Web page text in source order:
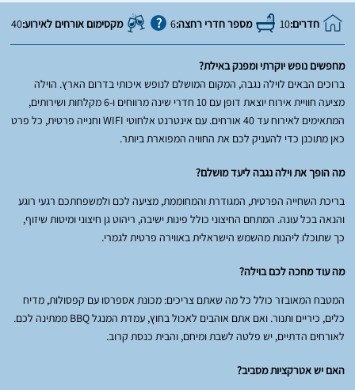
חדרים:10 מספר חדרי רחצה:6 מקסימום אורחים לאירוע:40
מחפשים נופש יוקרתי ומפנק באילת?
ברוכים הבאים לוילה נגבה, המקום המושלם לנופש איכותי בדרום הארץ. הוילה
מציעה חוויית אירוח יוצאת דופן עם 10 חדרי שינה מרווחים ו-6 מקלחות ושירותים,
המתאימים לאירוח עד 40 אורחים. עם אינטרנט אלחוטי WIFI וחנייה פרטית, כל פרט
כאן מתוכנן כדי להעניק לכם את החוויה המפוארת ביותר.
מה הופך את וילה נגבה ליעד מושלם?
בריכת השחייה הפרטית, המגודרת והמחוממת, מציעה לכם ולמשפחתכם רגעי רוגע
והנאה בכל עונה. המתחם החיצוני כולל פינות ישיבה, ריהוט גן חיצוני ומיטות שיזוף,
כך שתוכלו ליהנות מהשמש הישראלית באווירה פרטית לגמרי.
מה עוד מחכה לכם בוילה?
המטבח המאובזר כולל כל מה שאתם צריכים: מכונת אספרסו עם קפסולות, מדיח
כלים, כיריים ותנור. ואם אתם אוהבים לאכול בחוץ, עמדת המנגל BBQ ממתינה לכם.
לאורחים הדתיים, יש פלטה לשבת ומיחם, והבית כנסת קרוב.
האם יש אטרקציות מסביב?